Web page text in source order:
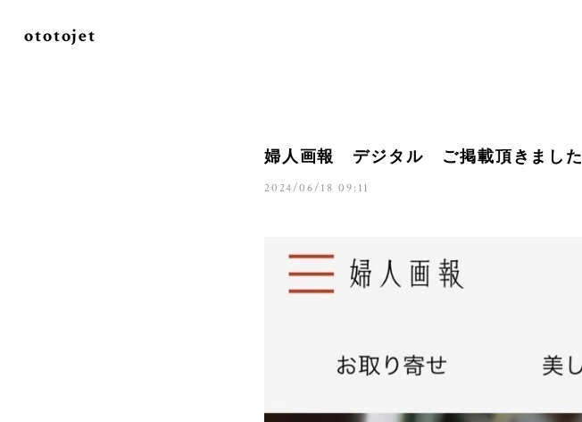
ototojet
婦人画報 デジタル ご掲載頂きました
2024/06/18 09:11